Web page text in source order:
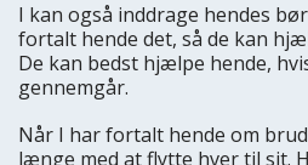
I kan også inddrage hendes
fortalt hende det, så de kan
De kan bedst hjælpe hende,
gennemgår.
Når I har fortalt hende om
længe med at flytte hver til sit.